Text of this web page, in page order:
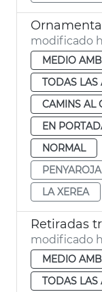
modificado
MEDIO
TODAS LAS
CAMINS AL
EN
NORMAL
PENYAROJA
LA XEREA
modificado
MEDIO
TODAS LAS